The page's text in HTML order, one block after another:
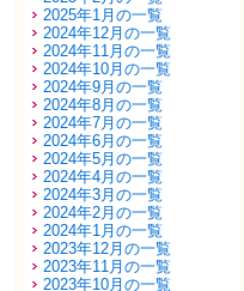
2025年1月の一覧
2024年12月の一覧
2024年11月の一覧
2024年10月の一覧
2024年9月の一覧
2024年8月の一覧
2024年7月の一覧
2024年6月の一覧
2024年5月の一覧
2024年4月の一覧
2024年3月の一覧
2024年2月の一覧
2024年1月の一覧
2023年12月の一覧
2023年11月の一覧
2023年10月の一覧